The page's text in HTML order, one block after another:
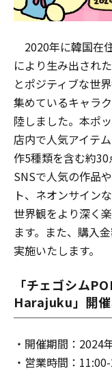
2020年に韓国在
により⽣み出され
とポジティブな世
集めているキャラ
陸しました。本ポ
店内で⼈気アイテ
作5種類を含む約30
SNSで⼈気の作品
ト、ネオンサイン
世界観をより深く
ます。また、購⼊
実施いたします。
「チェゴシム
Harajuku」開催
・開催期間：2024
・営業時間：